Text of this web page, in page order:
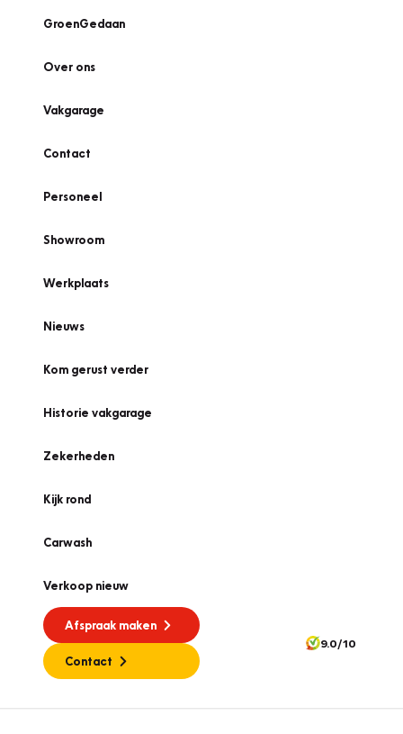
GroenGedaan
Over ons
Vakgarage
Contact
Personeel
Showroom
Werkplaats
Nieuws
Kom gerust verder
Historie vakgarage
Zekerheden
Kijk rond
Carwash
Verkoop nieuw
Afspraak maken
Contact
9.0/10